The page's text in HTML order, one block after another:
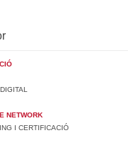
NETWORK
I CERTIFICACIÓ